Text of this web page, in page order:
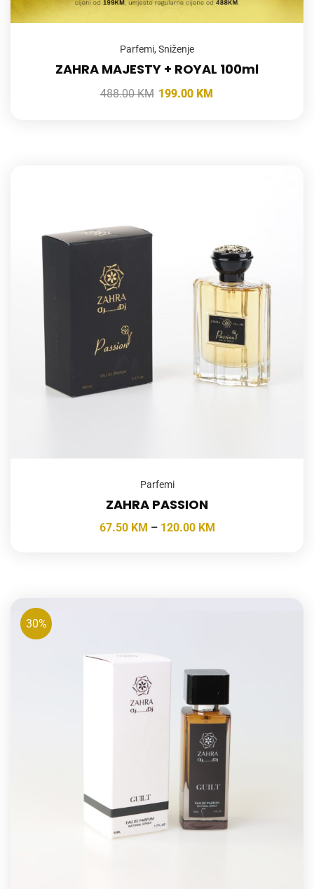
Parfemi, Sniženje
ZAHRA MAJESTY + ROYAL 100ml
488.00KM 199.00 KM
Parfemi
ZAHRA PASSION
67.50 KM – 120.00 KM
30%